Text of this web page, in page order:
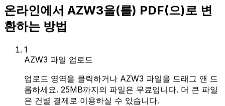
온라인에서 AZW3을(를) PDF(으)로 변
환하는 방법
1
AZW3 파일 업로드
업로드 영역을 클릭하거나 AZW3 파일을 드래그 앤 드
롭하세요. 25MB까지의 파일은 무료입니다. 더 큰 파일
은 건별 결제로 이용하실 수 있습니다.